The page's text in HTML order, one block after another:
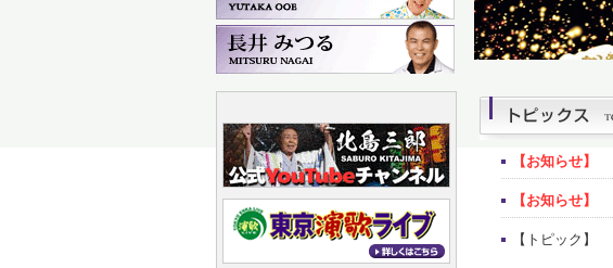
【お知らせ】
【お知らせ】
【トピック】